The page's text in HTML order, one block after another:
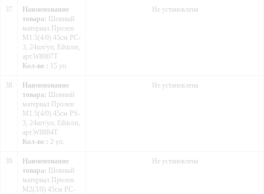
37
Наименование
товара: Шовный
материал Пролен
М1.5(4/0) 45см PC-
3, 24шт/уп, Ethicon,
арт.W8007Т
Кол-во : 15 уп.
Не установлена
38
Наименование
товара: Шовный
материал Пролен
М1.5(4/0) 45см PS-
3, 24шт/уп, Ethicon,
арт.W8884T
Кол-во : 2 уп.
Не установлена
39
Наименование
товара: Шовный
материал Пролен
М2(3/0) 45см PC-
Не установлена